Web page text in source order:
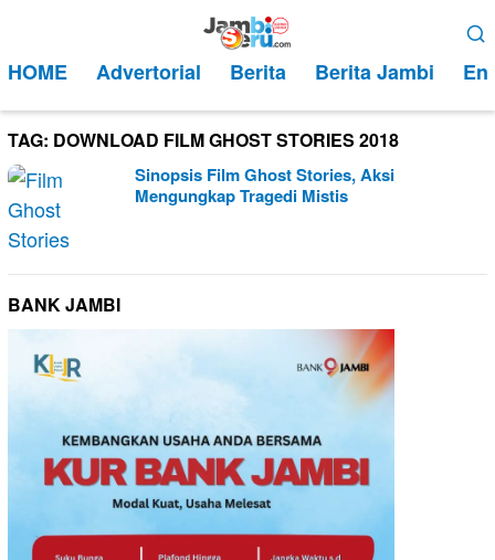
kontenMobile
HOME Advertorial Berita Berita Jambi
TAG: DOWNLOAD FILM GHOST STORIES 2018
Sinopsis Film Ghost Stories, Aksi
Mengungkap Tragedi Mistis
BANK JAMBI